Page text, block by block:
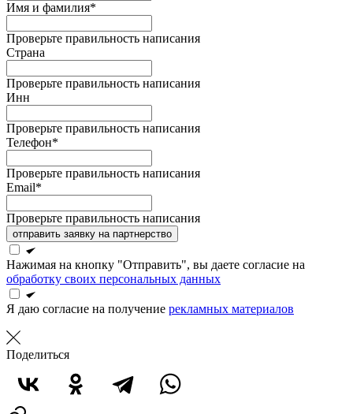
Имя и фамилия*
Проверьте правильность написания
Страна
Проверьте правильность написания
Инн
Проверьте правильность написания
Телефон*
Проверьте правильность написания
Email*
Проверьте правильность написания
отправить заявку на партнерство
Нажимая на кнопку "Отправить", вы даете согласие на
обработку своих персональных данных
Я даю согласие на получение рекламных материалов
Поделиться